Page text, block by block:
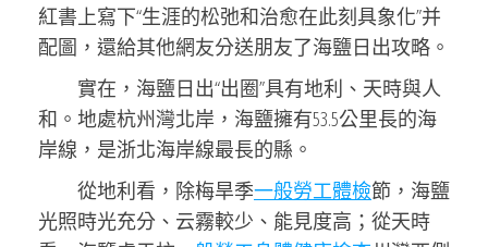
紅書上寫下“生涯的松弛和治愈在此刻具象化”并
配圖，還給其他網友分送朋友了海鹽日出攻略。
實在，海鹽日出“出圈”具有地利、天時與人
和。地處杭州灣北岸，海鹽擁有53.5公里長的海
岸線，是浙北海岸線最長的縣。
從地利看，除梅旱季一般勞工體檢節，海鹽
光照時光充分、云霧較少、能見度高；從天時